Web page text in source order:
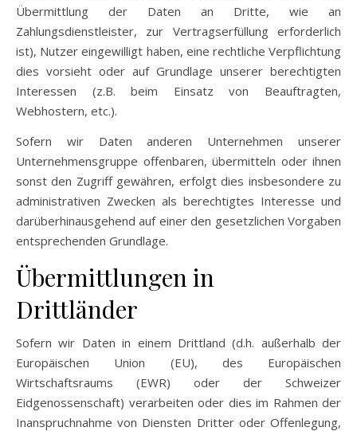
Übermittlung der Daten an Dritte, wie an
Zahlungsdienstleister, zur Vertragserfüllung erforderlich
ist), Nutzer eingewilligt haben, eine rechtliche Verpflichtung
dies vorsieht oder auf Grundlage unserer berechtigten
Interessen (z.B. beim Einsatz von Beauftragten,
Webhostern, etc.).
Sofern wir Daten anderen Unternehmen unserer
Unternehmensgruppe offenbaren, übermitteln oder ihnen
sonst den Zugriff gewähren, erfolgt dies insbesondere zu
administrativen Zwecken als berechtigtes Interesse und
darüberhinausgehend auf einer den gesetzlichen Vorgaben
entsprechenden Grundlage.
Übermittlungen in
Drittländer
Sofern wir Daten in einem Drittland (d.h. außerhalb der
Europäischen Union (EU), des Europäischen
Wirtschaftsraums (EWR) oder der Schweizer
Eidgenossenschaft) verarbeiten oder dies im Rahmen der
Inanspruchnahme von Diensten Dritter oder Offenlegung,